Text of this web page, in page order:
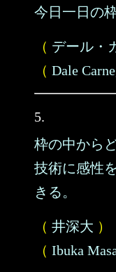
今日一日の
（ デール・
（ Dale
5.
枠の中から
技術に感性
きる。
（ 井深大 ）
（ Ibuka